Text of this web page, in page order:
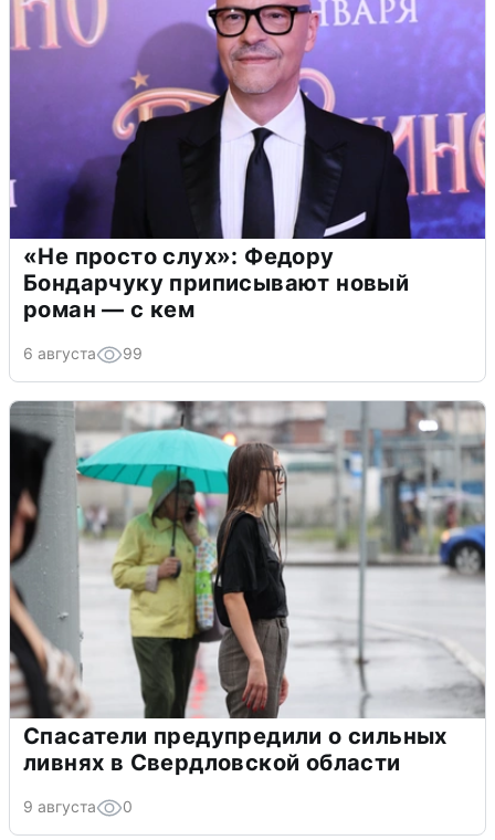
«Не просто слух»: Федору
Бондарчуку приписывают новый
роман — с кем
6 августа 99
Спасатели предупредили о сильных
ливнях в Свердловской области
9 августа 0